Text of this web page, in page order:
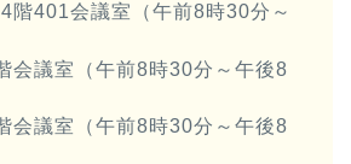
階401会議室（午前8時30分～
会議室（午前8時30分～午後8
会議室（午前8時30分～午後8